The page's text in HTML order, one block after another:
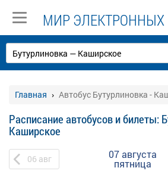
МИР ЭЛЕКТРОННЫХ
Главная Автобус Бутурлиновка -
Расписание автобусов и билеты:
Каширское
06 авг 07 августа
пятница